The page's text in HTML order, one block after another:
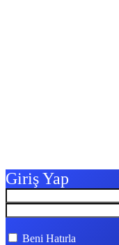
Giriş Yap
Beni Hatırla